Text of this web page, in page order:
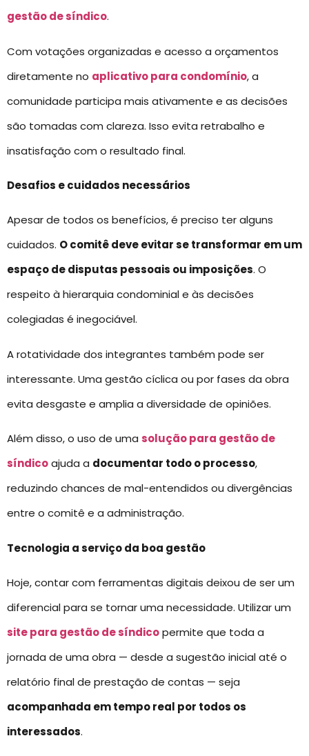
gestão de síndico.
Com votações organizadas e acesso a orçamentos
diretamente no aplicativo para condomínio, a
comunidade participa mais ativamente e as decisões
são tomadas com clareza. Isso evita retrabalho e
insatisfação com o resultado final.
Desafios e cuidados necessários
Apesar de todos os benefícios, é preciso ter alguns
cuidados. O comitê deve evitar se transformar em um
espaço de disputas pessoais ou imposições. O
respeito à hierarquia condominial e às decisões
colegiadas é inegociável.
A rotatividade dos integrantes também pode ser
interessante. Uma gestão cíclica ou por fases da obra
evita desgaste e amplia a diversidade de opiniões.
Além disso, o uso de uma solução para gestão de
síndicoajuda a documentar todo o processo,
reduzindo chances de mal-entendidos ou divergências
entre o comitê e a administração.
Tecnologia a serviço da boa gestão
Hoje, contar com ferramentas digitais deixou de ser um
diferencial para se tornar uma necessidade. Utilizar um
site para gestão de síndicopermite que toda a
jornada de uma obra — desde a sugestão inicial até o
relatório final de prestação de contas — seja
acompanhada em tempo real por todos os
interessados.